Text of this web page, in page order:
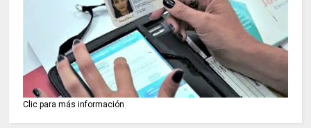
Clic para más información